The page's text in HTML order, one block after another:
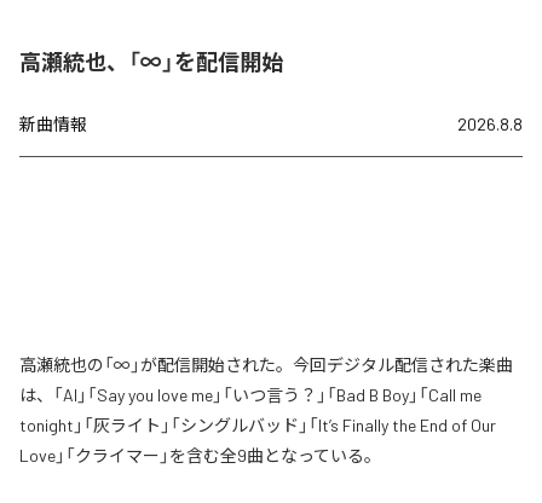
高瀬統也、「∞」を配信開始
新曲情報 2026.8.8
高瀬統也の「∞」が配信開始された。今回デジタル配信された楽曲
は、「AI」「Say you love me」「いつ言う？」「Bad B Boy」「Call me
tonight」「灰ライト」「シングルバッド」「It’s Finally the End of Our
Love」「クライマー」を含む全9曲となっている。